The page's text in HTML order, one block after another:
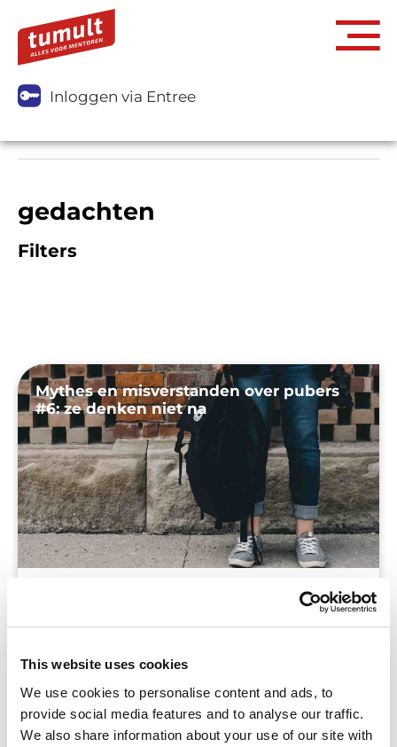
This website uses cookies
We use cookies to personalise content and ads, to
provide social media features and to analyse our traffic.
We also share information about your use of our site with
Inloggen via Entree
gedachten
Filters
Mythes en misverstanden over pubers
#6: ze denken niet na
puberteit: spullen vergeten, niet opletten in het
verkeer (laat staan in de les), de gekste dingen
doen en de normaalste dingen laten. Je hoort
volwassenen links en rechts